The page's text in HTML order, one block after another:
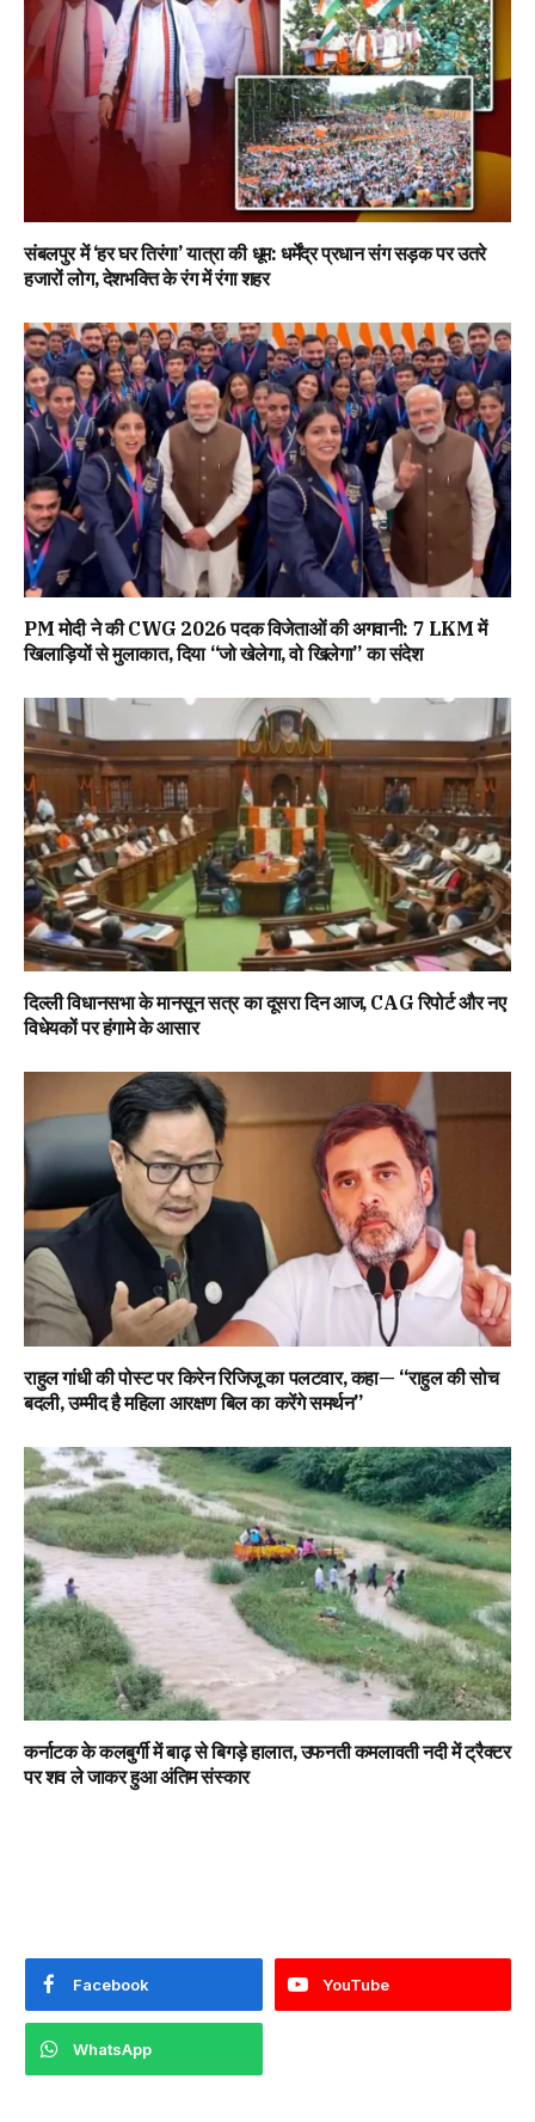
संबलपुर में ‘हर घर तिरंगा’ यात्रा की धूम: धर्मेंद्र प्रधान संग सड़क पर उतरे
हजारों लोग, देशभक्ति के रंग में रंगा शहर
PM मोदी ने की CWG 2026 पदक विजेताओं की अगवानी: 7 LKM में
खिलाड़ियों से मुलाकात, दिया “जो खेलेगा, वो खिलेगा” का संदेश
दिल्ली विधानसभा के मानसून सत्र का दूसरा दिन आज, CAG रिपोर्ट और नए
विधेयकों पर हंगामे के आसार
राहुल गांधी की पोस्ट पर किरेन रिजिजू का पलटवार, कहा— “राहुल की सोच
बदली, उम्मीद है महिला आरक्षण बिल का करेंगे समर्थन”
कर्नाटक के कलबुर्गी में बाढ़ से बिगड़े हालात, उफनती कमलावती नदी में ट्रैक्टर
पर शव ले जाकर हुआ अंतिम संस्कार
Facebook YouTube
WhatsApp